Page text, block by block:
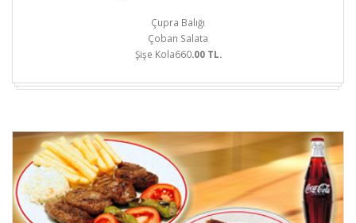
Çupra Balığı
Çoban Salata
Şişe Kola660.00 TL.